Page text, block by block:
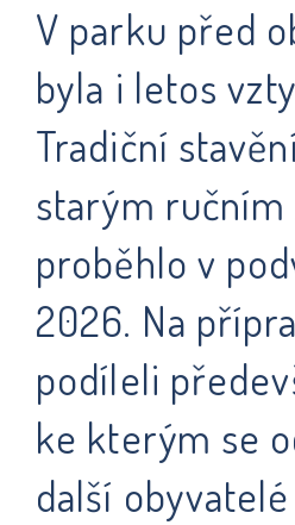
V parku před
byla i letos
Tradiční
starým ručním
proběhlo v
2026. Na
podíleli
ke kterým se
další